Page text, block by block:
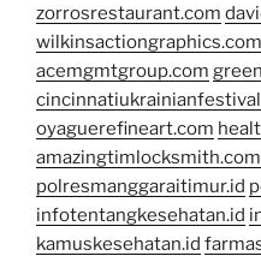
zorrosrestaurant.com
wilkinsactiongraphics.com
acemgmtgroup.com
oyaguerefineart.com
amazingtimlocksmith.com
polresmanggaraitimur.id
infotentangkesehatan.id
kamuskesehatan.id